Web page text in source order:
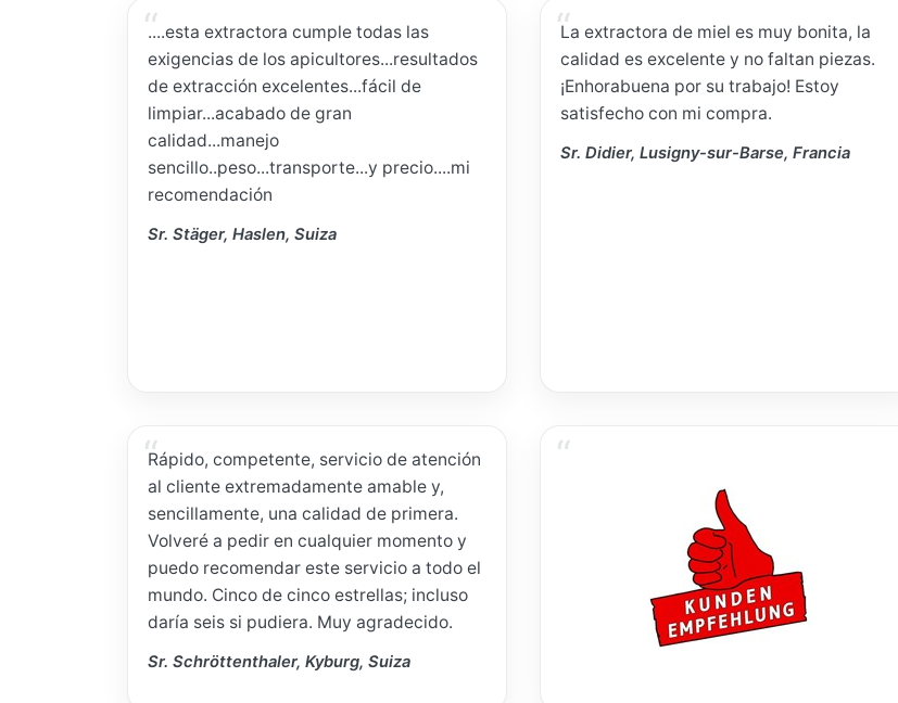
....esta extractora cumple todas las
exigencias de los apicultores...resultados
de extracción excelentes...fácil de
limpiar...acabado de gran
calidad...manejo
sencillo..peso...transporte...y precio....mi
recomendación
Sr. Stäger, Haslen, Suiza
La extractora de miel es muy bonita, la
calidad es excelente y no faltan piezas.
¡Enhorabuena por su trabajo! Estoy
satisfecho con mi compra.
Sr. Didier, Lusigny-sur-Barse, Francia
Rápido, competente, servicio de atención
al cliente extremadamente amable y,
sencillamente, una calidad de primera.
Volveré a pedir en cualquier momento y
puedo recomendar este servicio a todo el
mundo. Cinco de cinco estrellas; incluso
daría seis si pudiera. Muy agradecido.
Sr. Schröttenthaler, Kyburg, Suiza